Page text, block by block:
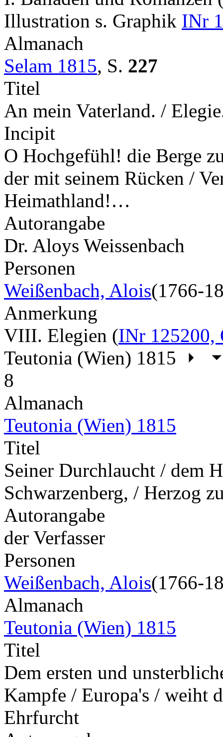
Illustration s. Graphik INr
Almanach
Selam 1815, S. 227
Titel
An mein Vaterland. /
Incipit
O Hochgefühl! die Berge
der mit seinem Rücken /
Heimathland!…
Autorangabe
Dr. Aloys Weissenbach
Personen
Weißenbach, Alois(1766-
Anmerkung
VIII. Elegien (INr 125200,
Teutonia (Wien) 1815
8
Almanach
Teutonia (Wien) 1815
Titel
Seiner Durchlaucht / dem
Schwarzenberg, / Herzog
Autorangabe
der Verfasser
Personen
Weißenbach, Alois(1766-
Almanach
Teutonia (Wien) 1815
Titel
Dem ersten und
Kampfe / Europa's / weiht
Ehrfurcht